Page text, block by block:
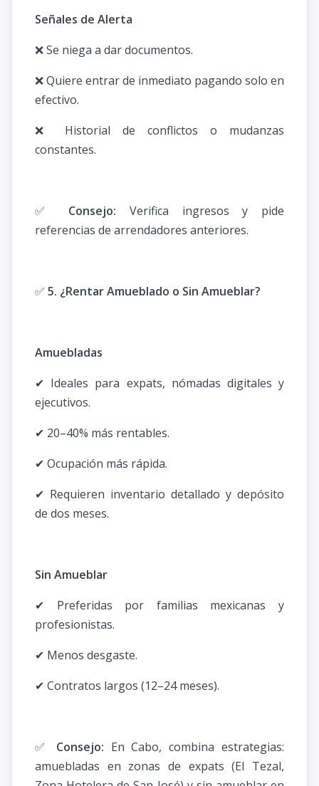
Señales de Alerta
❌ Se niega a dar documentos.
❌ Quiere entrar de inmediato pagando solo en
efectivo.
❌ Historial de conflictos o mudanzas
constantes.
✅ Consejo: Verifica ingresos y pide
referencias de arrendadores anteriores.
✅ 5. ¿Rentar Amueblado o Sin Amueblar?
Amuebladas
✔ Ideales para expats, nómadas digitales y
ejecutivos.
✔ 20–40% más rentables.
✔ Ocupación más rápida.
✔ Requieren inventario detallado y depósito
de dos meses.
Sin Amueblar
✔ Preferidas por familias mexicanas y
profesionistas.
✔ Menos desgaste.
✔ Contratos largos (12–24 meses).
✅ Consejo: En Cabo, combina estrategias:
amuebladas en zonas de expats (El Tezal,